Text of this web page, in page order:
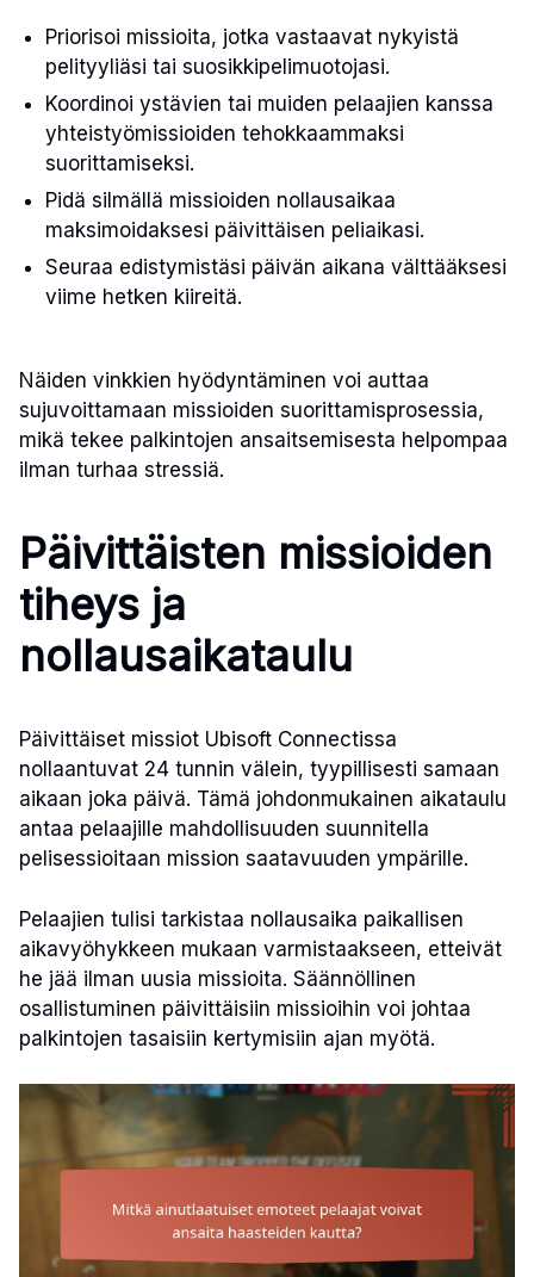
Priorisoi missioita, jotka vastaavat nykyistä
pelityyliäsi tai suosikkipelimuotojasi.
Koordinoi ystävien tai muiden pelaajien kanssa
yhteistyömissioiden tehokkaammaksi
suorittamiseksi.
Pidä silmällä missioiden nollausaikaa
maksimoidaksesi päivittäisen peliaikasi.
Seuraa edistymistäsi päivän aikana välttääksesi
viime hetken kiireitä.
Näiden vinkkien hyödyntäminen voi auttaa
sujuvoittamaan missioiden suorittamisprosessia,
mikä tekee palkintojen ansaitsemisesta helpompaa
ilman turhaa stressiä.
Päivittäisten missioiden
tiheys ja
nollausaikataulu
Päivittäiset missiot Ubisoft Connectissa
nollaantuvat 24 tunnin välein, tyypillisesti samaan
aikaan joka päivä. Tämä johdonmukainen aikataulu
antaa pelaajille mahdollisuuden suunnitella
pelisessioitaan mission saatavuuden ympärille.
Pelaajien tulisi tarkistaa nollausaika paikallisen
aikavyöhykkeen mukaan varmistaakseen, etteivät
he jää ilman uusia missioita. Säännöllinen
osallistuminen päivittäisiin missioihin voi johtaa
palkintojen tasaisiin kertymisiin ajan myötä.